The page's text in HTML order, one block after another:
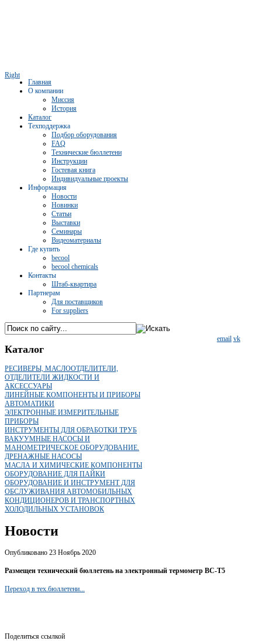
Right
Главная
О компании
Миссия
История
Каталог
Техподдержка
Подбор оборудования
FAQ
Технические бюллетени
Инструкции
Гостевая книга
Индивидуальные проекты
Информация
Новости
Новинки
Статьи
Выставки
Семинары
Видеоматериалы
Где купить
becool
becool chemicals
Контакты
Штаб-квартира
Партнерам
Для поставщиков
For suppliers
email vk
Каталог
РЕСИВЕРЫ, МАСЛООТДЕЛИТЕЛИ,
ОТДЕЛИТЕЛИ ЖИДКОСТИ И
АКСЕССУАРЫ
ЛИНЕЙНЫЕ КОМПОНЕНТЫ И ПРИБОРЫ
АВТОМАТИКИ
ЭЛЕКТРОННЫЕ ИЗМЕРИТЕЛЬНЫЕ
ПРИБОРЫ
ИНСТРУМЕНТЫ ДЛЯ ОБРАБОТКИ ТРУБ
ВАКУУМНЫЕ НАСОСЫ И
МАНОМЕТРИЧЕСКОЕ ОБОРУДОВАНИЕ.
ДРЕНАЖНЫЕ НАСОСЫ
МАСЛА И ХИМИЧЕСКИЕ КОМПОНЕНТЫ
ОБОРУДОВАНИЕ ДЛЯ ПАЙКИ
ОБОРУДОВАНИЕ И ИНСТРУМЕНТ ДЛЯ
ОБСЛУЖИВАНИЯ АВТОМОБИЛЬНЫХ
КОНДИЦИОНЕРОВ И ТРАНСПОРТНЫХ
ХОЛОДИЛЬНЫХ УСТАНОВОК
Новости
Опубликовано 23 Ноябрь 2020
Размещен технический бюллетень на электронный термометр ВС-Т5
Переход в тех.бюллетени...
Поделиться ссылкой